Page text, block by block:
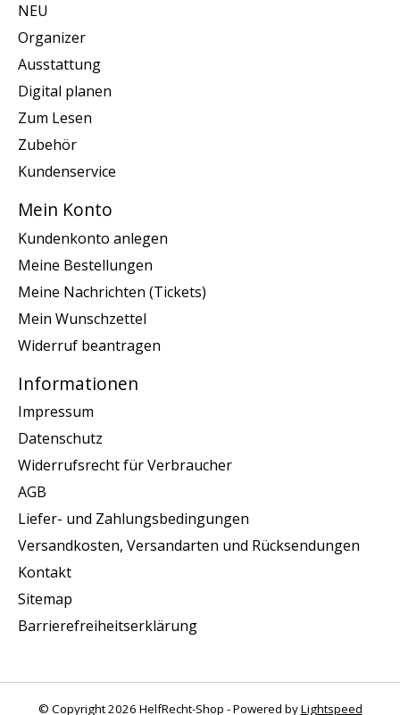
NEU
Organizer
Ausstattung
Digital planen
Zum Lesen
Zubehör
Kundenservice
Mein Konto
Kundenkonto anlegen
Meine Bestellungen
Meine Nachrichten (Tickets)
Mein Wunschzettel
Widerruf beantragen
Informationen
Impressum
Datenschutz
Widerrufsrecht für Verbraucher
AGB
Liefer- und Zahlungsbedingungen
Versandkosten, Versandarten und Rücksendungen
Kontakt
Sitemap
Barrierefreiheitserklärung
© Copyright 2026 HelfRecht-Shop - Powered byLightspeed